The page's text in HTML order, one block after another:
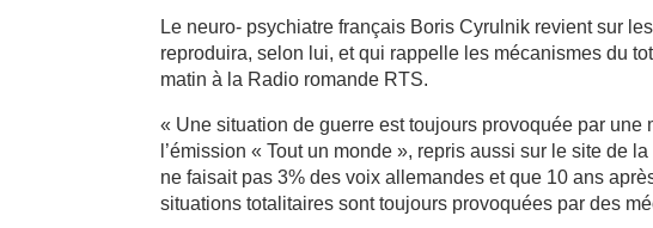
Le neuro- psychiatre français Boris Cyrulnik revient sur
reproduira, selon lui, et qui rappelle les mécanismes du
matin à la Radio romande RTS.
« Une situation de guerre est toujours provoquée par
l’émission « Tout un monde », repris aussi sur le site de
ne faisait pas 3% des voix allemandes et que 10 ans
situations totalitaires sont toujours provoquées par des